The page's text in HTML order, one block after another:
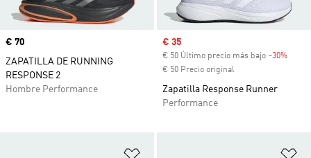
Precio
€ 70
ZAPATILLA DE RUNNING
RESPONSE 2
Hombre Performance
Precio de venta
€ 35
€ 50 Último precio más bajo -30%
€ 50 Precio original
Zapatilla Response Runner
Performance